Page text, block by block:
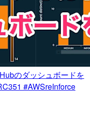
のダッシュボードを
#AWSreInforce